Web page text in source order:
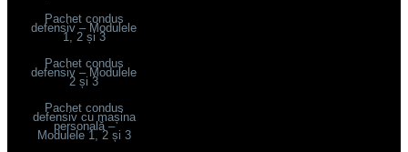
Pachet condus
defensiv – Modulele
1, 2 și 3
Pachet condus
defensiv – Modulele
2 și 3
Pachet condus
defensiv cu mașina
personală –
Modulele 1, 2 și 3